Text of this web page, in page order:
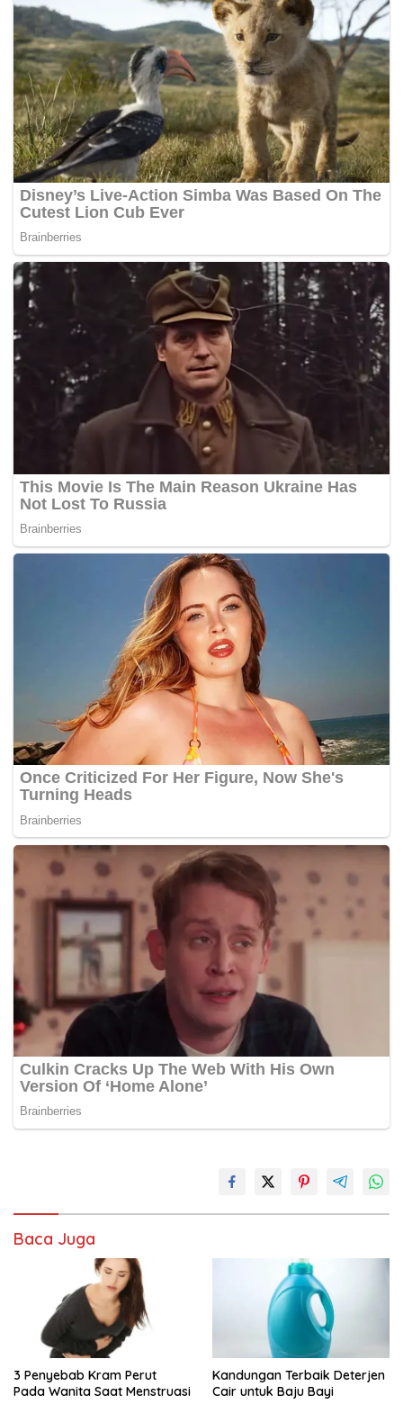
Baca Juga
3 Penyebab Kram Perut
Pada Wanita Saat Menstruasi
Kandungan Terbaik Deterjen
Cair untuk Baju Bayi